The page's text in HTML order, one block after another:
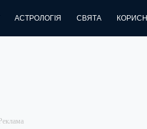
АСТРОЛОГІЯ СВЯТА